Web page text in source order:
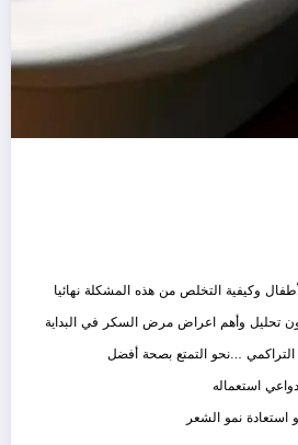
وكيفية التخلص من هذه المشكلة نهائيا
تحليل وأهم اعراض مرض السكر في البداية
…نحو التمتع بصحة أفضل
استعماله
استعادة نمو الشعر